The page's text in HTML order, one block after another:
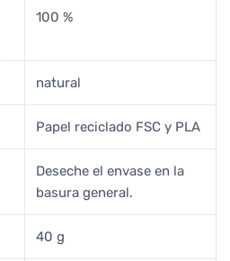
100 %
natural
Papel reciclado FSC y PLA
Deseche el envase en la
basura general.
40 g